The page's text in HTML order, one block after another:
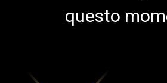
questo